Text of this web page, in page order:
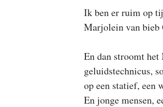
Ik ben er ruim op
Marjolein van bieb
En dan stroomt
geluidstechnicus,
op een statief, een
En jonge mensen,